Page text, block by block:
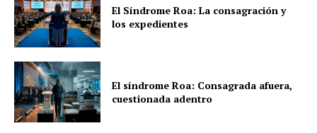
El Síndrome Roa: La consagración y
los expedientes
El síndrome Roa: Consagrada afuera,
cuestionada adentro